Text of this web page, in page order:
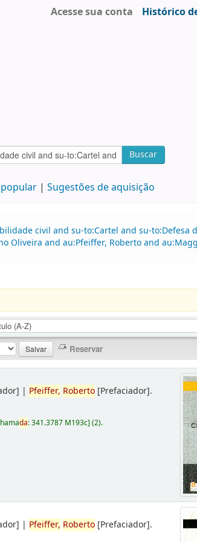
Acesse sua conta Histórico
Buscar
Sugestões de aquisição
civil and su-to:Cartel and su-to:Defesa
Oliveira and au:Pfeiffer, Roberto and
| Pfeiffer, Roberto [Prefaciador].
da:341.3787 M193c](2).
| Pfeiffer, Roberto [Prefaciador].